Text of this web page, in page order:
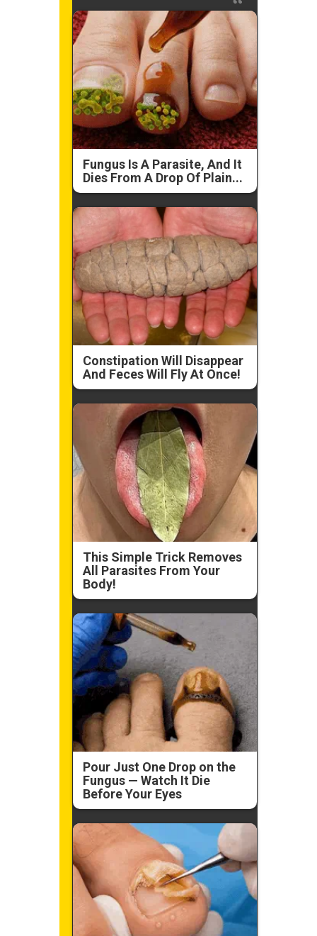
Fungus Is A Parasite, And It
Dies From A Drop Of Plain...
Constipation Will Disappear
And Feces Will Fly At Once!
This Simple Trick Removes
All Parasites From Your
Body!
Pour Just One Drop on the
Fungus — Watch It Die
Before Your Eyes